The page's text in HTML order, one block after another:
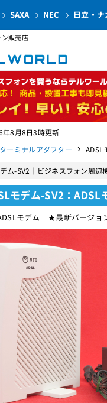
SAXA NEC 日立・ナ
販売店
8月8日3時更新
ーミナルアダプター ADSL
ム-SV2｜ビジネスフォン周辺
モデム-SV2：ADSL
モデム ★最新バージ